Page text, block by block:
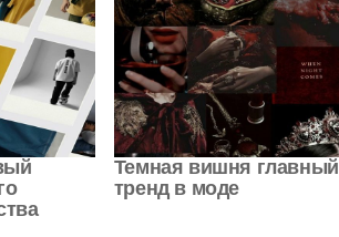
Темная вишня главный
тренд в моде